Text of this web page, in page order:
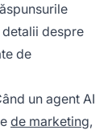
detalii despre
de
un agent AI
de marketing,